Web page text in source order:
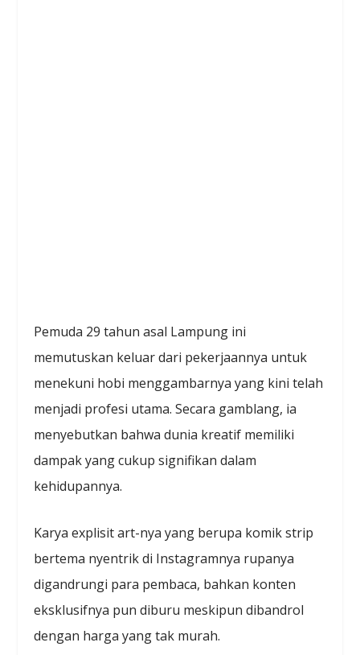
Pemuda 29 tahun asal Lampung ini
memutuskan keluar dari pekerjaannya untuk
menekuni hobi menggambarnya yang kini telah
menjadi profesi utama. Secara gamblang, ia
menyebutkan bahwa dunia kreatif memiliki
dampak yang cukup signifikan dalam
kehidupannya.
Karya explisit art-nya yang berupa komik strip
bertema nyentrik di Instagramnya rupanya
digandrungi para pembaca, bahkan konten
eksklusifnya pun diburu meskipun dibandrol
dengan harga yang tak murah.